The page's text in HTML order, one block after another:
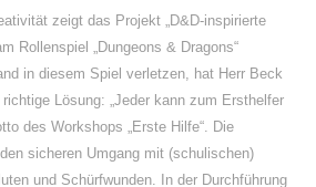
zeigt das Projekt „D&D-inspirierte
Rollenspiel „Dungeons & Dragons“
in diesem Spiel verletzen, hat Herr Beck
Lösung: „Jeder kann zum Ersthelfer
des Workshops „Erste Hilfe“. Die
sicheren Umgang mit (schulischen)
und Schürfwunden. In der Durchführung